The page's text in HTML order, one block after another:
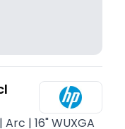
Arc | 16" WUXGA